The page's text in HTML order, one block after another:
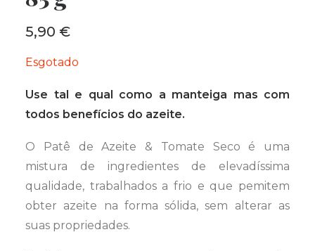
5,90 €
Esgotado
Use tal e qual como a manteiga mas com
todos benefícios do azeite.
O Patê de Azeite & Tomate Seco é uma
mistura de ingredientes de elevadíssima
qualidade, trabalhados a frio e que pemitem
obter azeite na forma sólida, sem alterar as
suas propriedades.